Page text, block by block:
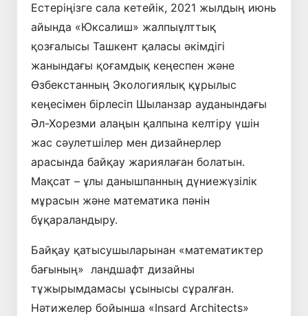
Естеріңізге сала кетейік, 2021 жылдың июнь
айында «Юксалиш» жалпыұлттық
қозғалысы Ташкент қаласы әкімдігі
жанындағы қоғамдық кеңеспен және
Өзбекстанның Экологиялық құрылыс
кеңесімен бірлесіп Шыланзар ауданындағы
Әл-Хорезми алаңын қалпына келтіру үшін
жас сәулетшілер мен дизайнерлер
арасында байқау жариялаған болатын.
Мақсат – ұлы данышпанның дүниежүзілік
мұрасын және математика пәнін
бұқараландыру.
Байқау қатысушыларынан «математиктер
бағының» ландшафт дизайны
тұжырымдамасы ұсынысы сұралған.
Нәтижелер бойынша «Insard Architects»